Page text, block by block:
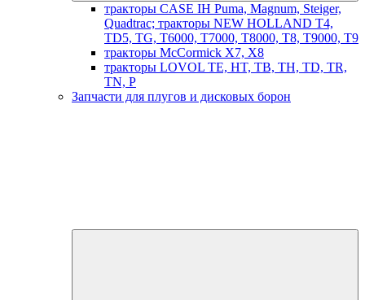
тракторы CASE IH Puma, Magnum, Steiger,
Quadtrac; тракторы NEW HOLLAND T4,
TD5, TG, T6000, T7000, T8000, T8, T9000, T9
тракторы McCormick X7, X8
тракторы LOVOL TE, HT, TB, TH, TD, TR,
TN, P
Запчасти для плугов и дисковых борон